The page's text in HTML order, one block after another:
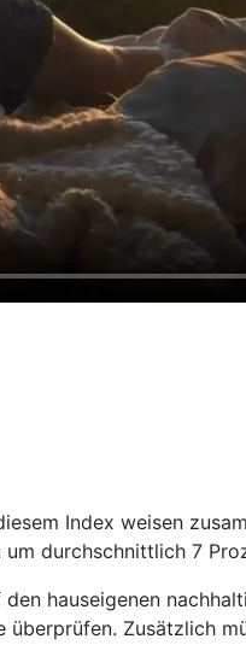
Index weisen
durchschnittlich 7
hauseigenen
Zusätzlich